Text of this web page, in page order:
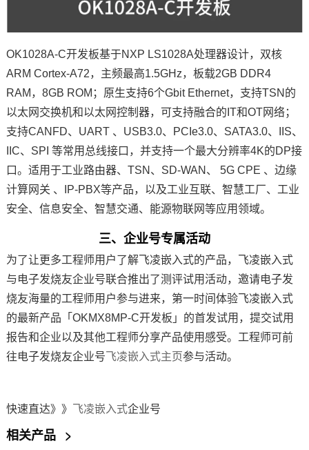
OK1028A-C开发板基于NXP LS1028A处理器设计，双核
ARM Cortex-A72，主频最高1.5GHz，板载2GB DDR4
RAM，8GB ROM；原生支持6个Gbit Ethernet，支持TSN的
以太网交换机和以太网控制器，可支持融合的IT和OT网络；
支持CANFD、UART 、USB3.0、PCIe3.0、SATA3.0、IIS、
IIC、 SPI 等常用总线接口，并支持一个最大分辨率4K的DP接
口。适用于工业路由器、TSN、SD-WAN、 5G CPE 、边缘
计算网关 、IP-PBX等产品，以及工业互联、智慧工厂、工业
安全、信息安全、智慧交通、能源物联网等应用领域。
三、企业号专属活动
为了让更多工程师用户了解飞凌嵌入式的产品，飞凌嵌入式
与电子发烧友企业号联合推出了测评试用活动，邀请电子发
烧友海量的工程师用户参与进来，第一时间体验飞凌嵌入式
的最新产品「OKMX8MP-C开发板」的首发试用，提交试用
报告和企业以及其他工程师分享产品使用感受。工程师可前
往电子发烧友企业号飞凌嵌入式主页参与活动。
快速直达》》 飞凌嵌入式企业号
相关产品 >